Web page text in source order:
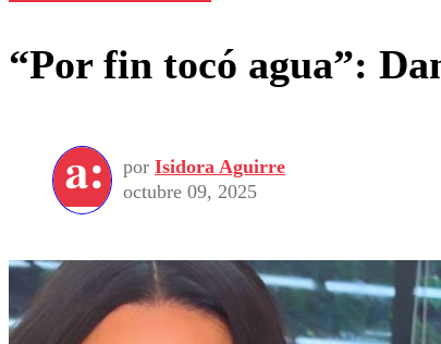
“Por fin tocó agua”:
por Isidora Aguirre
octubre 09, 2025